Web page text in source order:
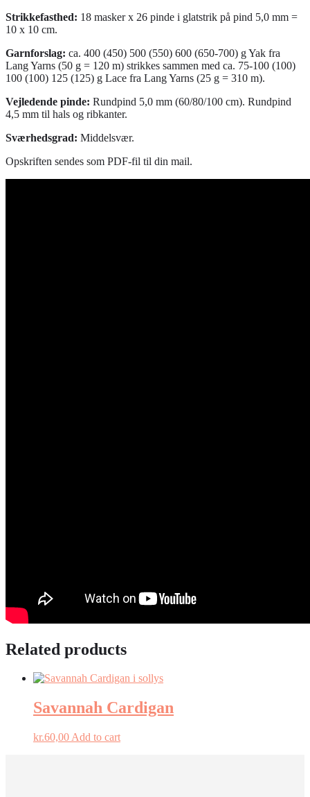
Strikkefasthed: 18 masker x 26 pinde i glatstrik på pind 5,0 mm =
10 x 10 cm.
Garnforslag: ca. 400 (450) 500 (550) 600 (650-700) g Yak fra
Lang Yarns (50 g = 120 m) strikkes sammen med ca. 75-100 (100)
100 (100) 125 (125) g Lace fra Lang Yarns (25 g = 310 m).
Vejledende pinde: Rundpind 5,0 mm (60/80/100 cm). Rundpind
4,5 mm til hals og ribkanter.
Sværhedsgrad: Middelsvær.
Opskriften sendes som PDF-fil til din mail.
Related products
Savannah Cardigan
kr.60,00 Add to cart